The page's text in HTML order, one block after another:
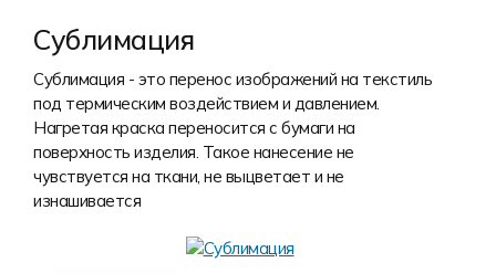
Сублимация
Сублимация - это перенос изображений на текстиль
под термическим воздействием и давлением.
Нагретая краска переносится с бумаги на
поверхность изделия. Такое нанесение не
чувствуется на ткани, не выцветает и не
изнашивается